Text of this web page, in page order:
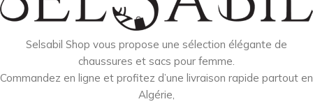
Selsabil Shop vous propose une sélection élégante de
chaussures et sacs pour femme.
Commandez en ligne et profitez d’une livraison rapide partout en
Algérie,